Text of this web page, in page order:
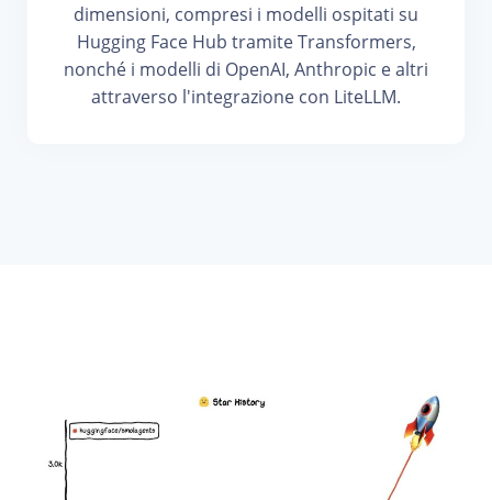
dimensioni, compresi i modelli ospitati su
Hugging Face Hub tramite Transformers,
nonché i modelli di OpenAI, Anthropic e altri
attraverso l'integrazione con LiteLLM.